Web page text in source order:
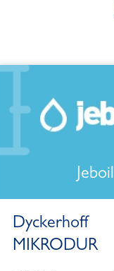
Jeboil
Dyckerhoff
MIKRODUR